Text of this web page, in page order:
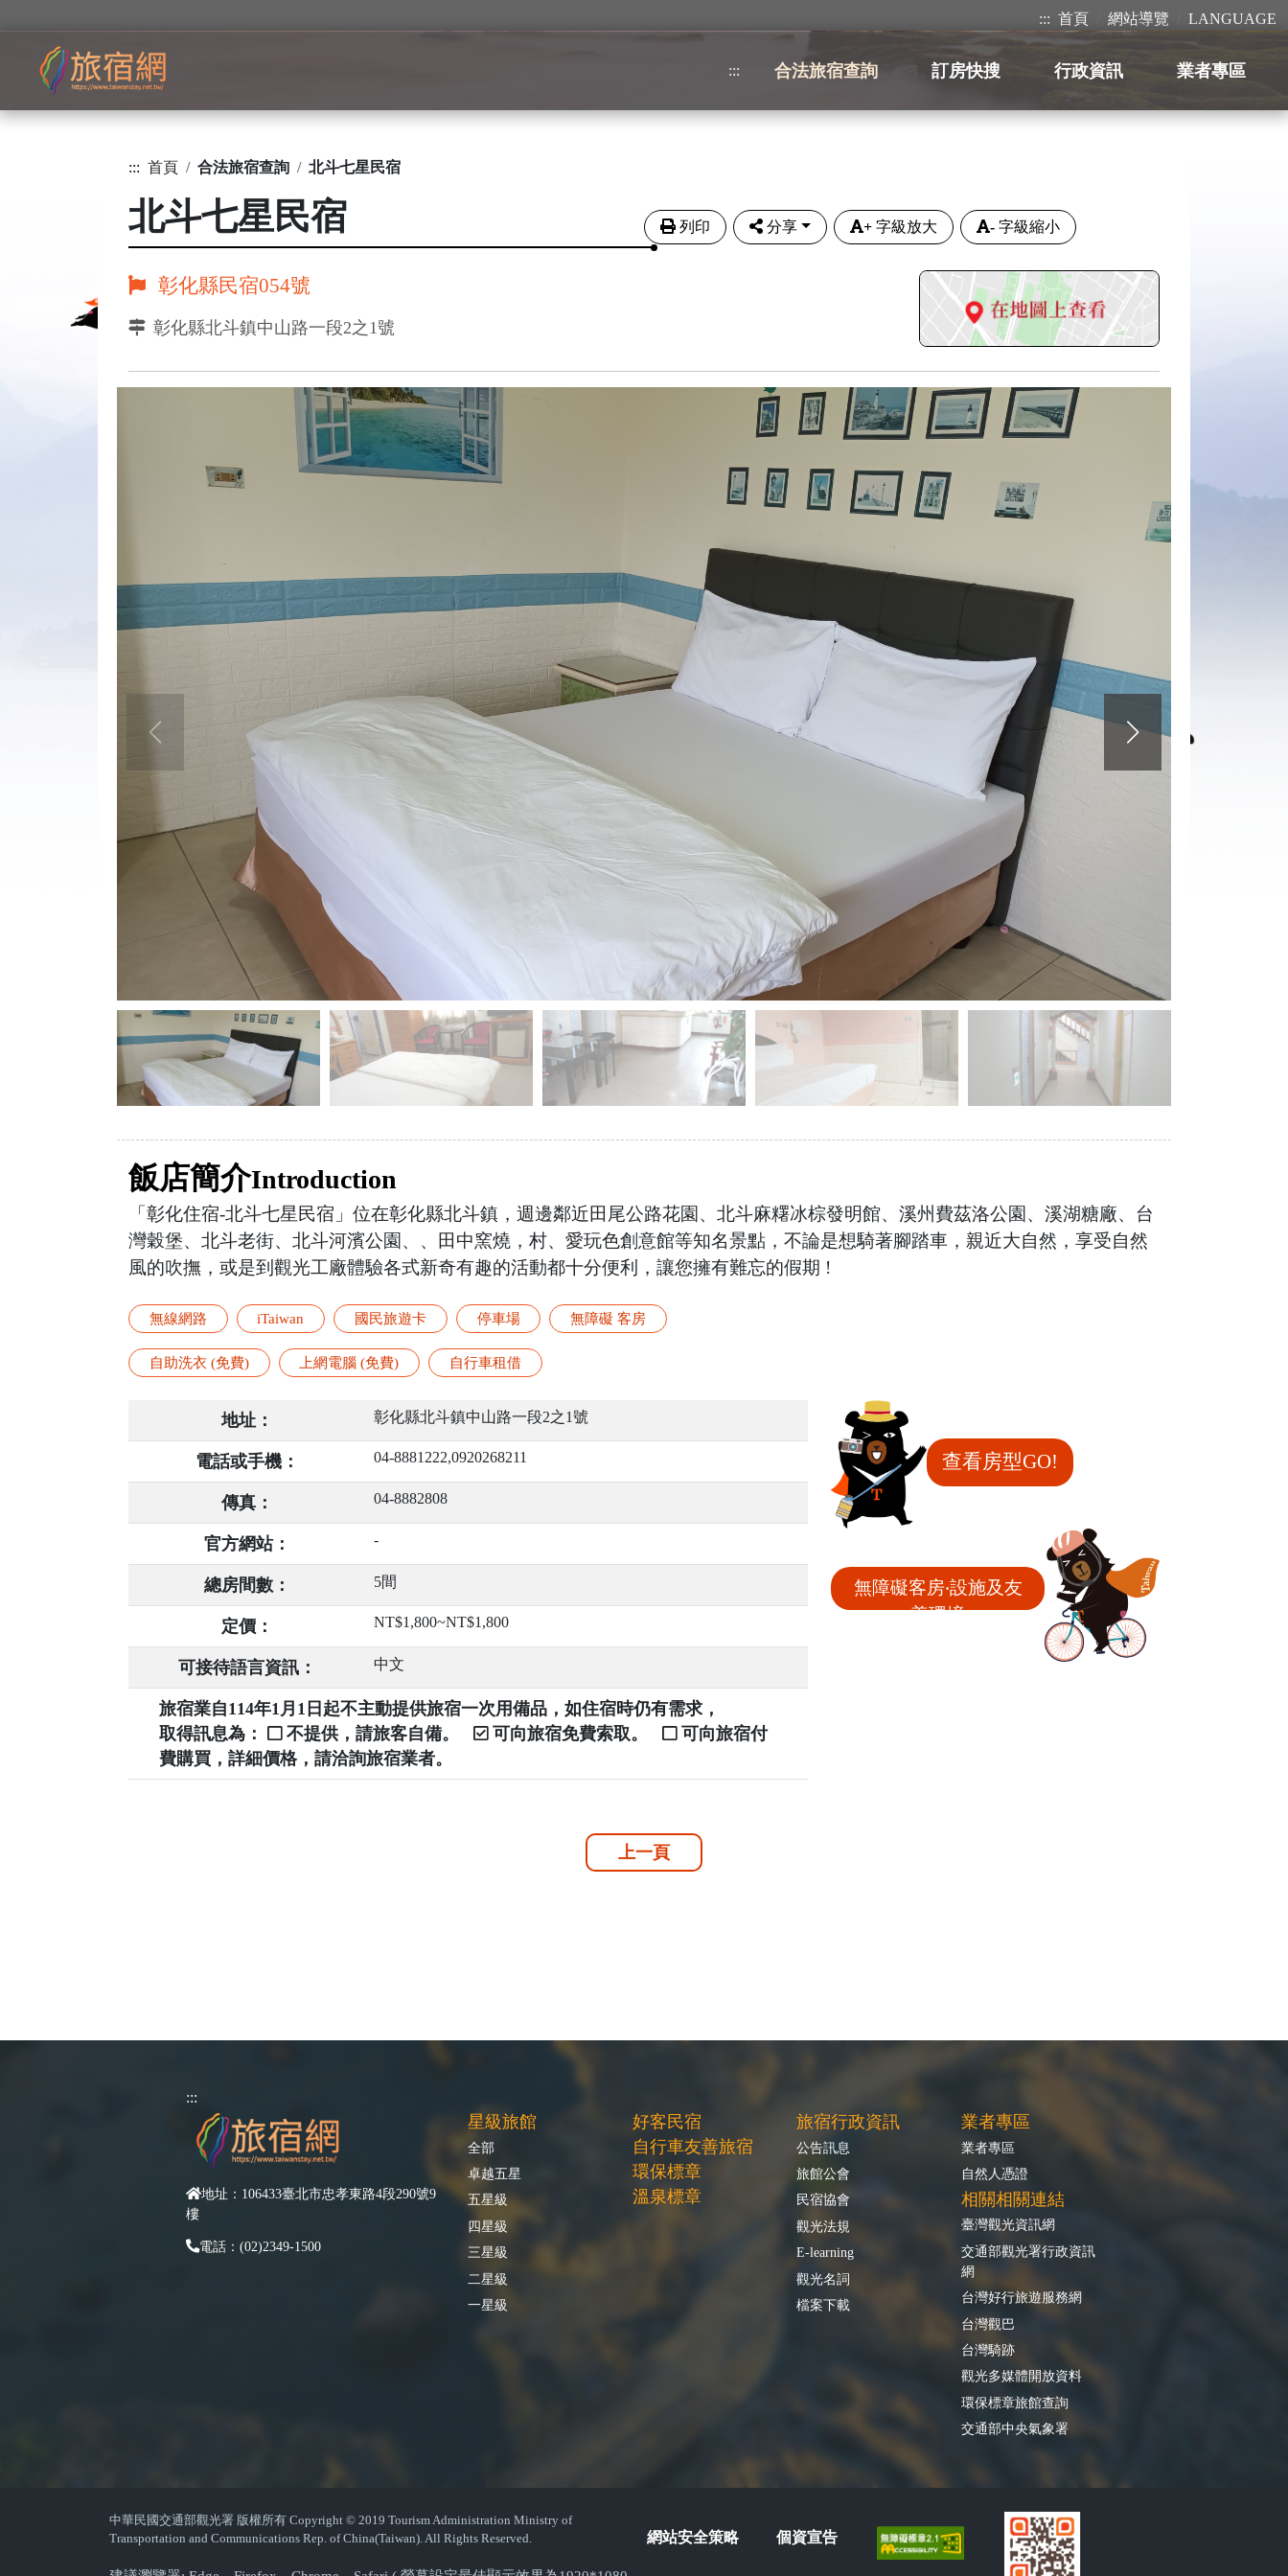
::: 首頁 網站導覽 LANGUAGE
::: 合法旅宿查詢 訂房快搜 行政資訊 業者專區
::: 首頁 合法旅宿查詢 北斗七星民宿
北斗七星民宿 列印 分享 + 字級放大 - 字級縮小
彰化縣民宿054號
彰化縣北斗鎮中山路一段2之1號
飯店簡介Introduction
「彰化住宿-北斗七星民宿」位在彰化縣北斗鎮，週邊鄰近田尾公路花園、北斗麻糬冰棕發明館、溪州費茲洛公園、溪湖糖廠、台
灣穀堡、北斗老街、北斗河濱公園、、田中窯燒，村、愛玩色創意館等知名景點，不論是想騎著腳踏車，親近大自然，享受自然
風的吹撫，或是到觀光工廠體驗各式新奇有趣的活動都十分便利，讓您擁有難忘的假期 !
無線網路 iTaiwan 國民旅遊卡 停車場 無障礙 客房
自助洗衣 (免費) 上網電腦 (免費) 自行車租借
地址： 彰化縣北斗鎮中山路一段2之1號
電話或手機： 04-8881222,0920268211
傳真： 04-8882808
官方網站： -
總房間數： 5間
定價： NT$1,800~NT$1,800
可接待語言資訊： 中文
旅宿業自114年1月1日起不主動提供旅宿一次用備品，如住宿時仍有需求，
取得訊息為：
不提供，請旅客自備。 可向旅宿免費索取。
可向旅宿付
費購買，詳細價格，請洽詢旅宿業者。
查看房型GO!
無障礙客房‧設施及友
善環境
上一頁
:::
地址：106433臺北市忠孝東路4段290號9
樓
電話：(02)2349-1500
星級旅館
全部
卓越五星
五星級
四星級
三星級
二星級
一星級
好客民宿
自行車友善旅宿
環保標章
溫泉標章
旅宿行政資訊
公告訊息
旅館公會
民宿協會
觀光法規
E-learning
觀光名詞
檔案下載
業者專區
業者專區
自然人憑證
相關相關連結
臺灣觀光資訊網
交通部觀光署行政資訊
網
台灣好行旅遊服務網
台灣觀巴
台灣騎跡
觀光多媒體開放資料
環保標章旅館查詢
交通部中央氣象署
中華民國交通部觀光署 版權所有 Copyright © 2019 Tourism Administration Ministry of
Transportation and Communications Rep. of China(Taiwan). All Rights Reserved.
網站安全策略 個資宣告